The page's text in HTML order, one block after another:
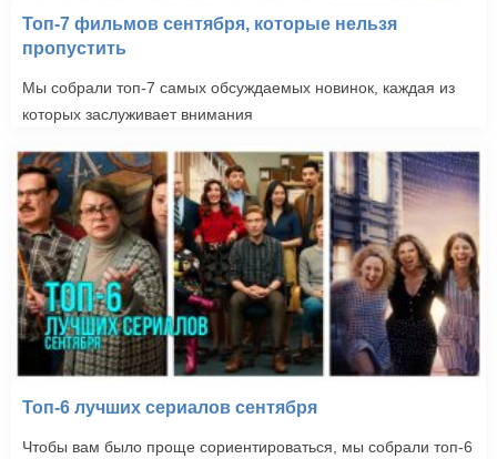
Топ-7 фильмов сентября, которые нельзя
пропустить
Мы собрали топ-7 самых обсуждаемых новинок, каждая из
которых заслуживает внимания
Топ-6 лучших сериалов сентября
Чтобы вам было проще сориентироваться, мы собрали топ-6